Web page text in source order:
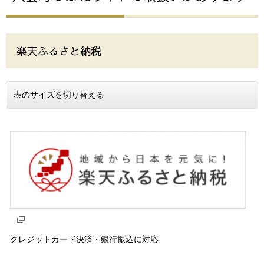
楽天ふるさと納税
表のサイズを切り替える
クレジットカード決済・銀行振込に対応